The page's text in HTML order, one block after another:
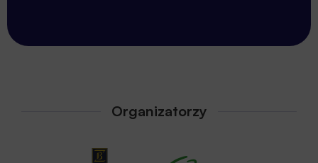
Organizatorzy